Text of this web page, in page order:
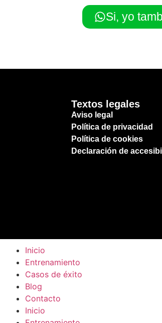
Si, yo
Textos legales
Aviso legal
Política de privacidad
Política de cookies
Declaración de
Inicio
Entrenamiento
Casos de éxito
Blog
Contacto
Inicio